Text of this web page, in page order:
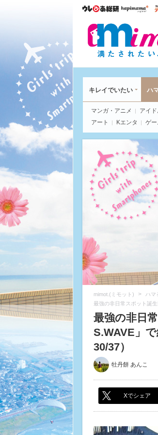
ウレぴあ総
キレイでいたい ハ
マンガ・アニメ アイ
アート
Kエンタ ゲー
mimot.(ミモット) > ハマ
最強の非日常スポット誕
最強の非日
S.WAVE」
30/37）
牡丹餅 あんこ
Xでシェア